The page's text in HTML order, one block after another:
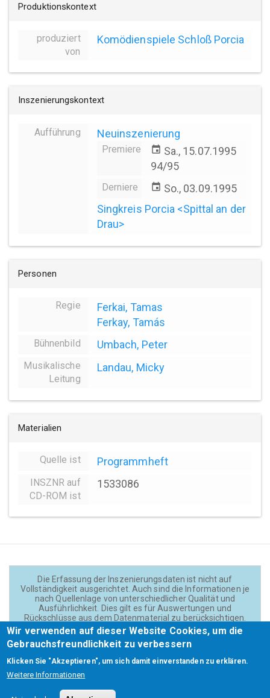
Produktionskontext
produziert
von
Komödienspiele Schloß Porcia
Inszenierungskontext
Aufführung Neuinszenierung
Premiere event Sa., 15.07.1995
94/95
Derniere event So., 03.09.1995
Singkreis Porcia <Spittal an der
Drau>
Personen
Regie
Ferkai, Tamas
Ferkay, Tamás
Bühnenbild Umbach, Peter
Musikalische
Leitung
Landau, Micky
Materialien
Quelle ist Programmheft
INSZNR auf
CD-ROM ist
1533086
Die Erfassung der Inszenierungsdaten ist nicht auf
Vollständigkeit ausgerichtet. Auch sind die Informationen je
nach Quellenlage von unterschiedlicher Qualität und
Ausführlichkeit. Dies gilt es für Auswertungen und
Rückschlüsse aus dem Datenmaterial zu berücksichtigen.
Daten und Texte auf der Website sind - wenn nicht anders
angegeben - lizensiert unterCC BY 4.0(Creator:
Theadok.at).
Wir verwenden auf dieser Website Cookies, um die
Gebrauchsfreundlichkeit zu verbessern
Klicken Sie "Akzeptieren", um sich damit einverstanden zu erklären.
Weitere Informationen